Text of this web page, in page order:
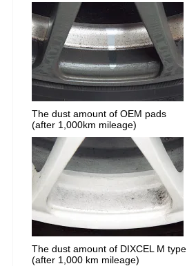
The dust amount of OEM pads
(after 1,000km mileage)
The dust amount of DIXCEL M type
(after 1,000 km mileage)